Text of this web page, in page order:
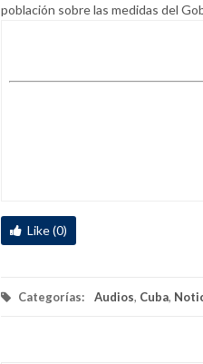
población sobre las medidas del
Like (0)
Categorías: Audios, Cuba,